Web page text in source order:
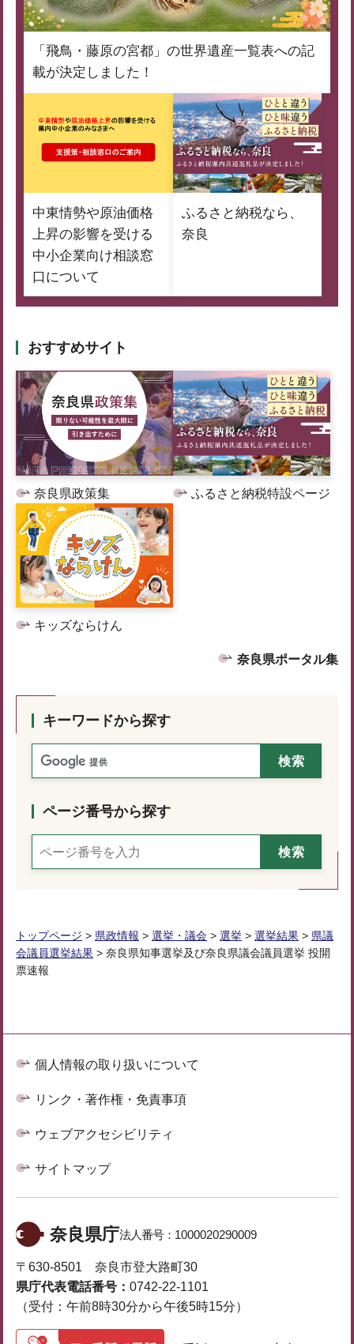
「飛鳥・藤原の宮都」の世界遺産一覧表への記
載が決定しました！
中東情勢や原油価格
上昇の影響を受ける
中小企業向け相談窓
口について
ふるさと納税なら、
奈良
おすすめサイト
奈良県政策集 ふるさと納税特設ページ
キッズならけん
奈良県ポータル集
キーワードから探す
ページ番号から探す
トップページ > 県政情報 > 選挙・議会 > 選挙 > 選挙結果 > 県議
会議員選挙結果 > 奈良県知事選挙及び奈良県議会議員選挙 投開
票速報
個人情報の取り扱いについて
リンク・著作権・免責事項
ウェブアクセシビリティ
サイトマップ
奈良県庁法人番号： 1000020290009
〒630-8501 奈良市登大路町30
県庁代表電話番号： 0742-22-1101
（受付：午前8時30分から午後5時15分）